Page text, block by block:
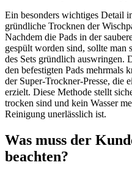
Ein besonders wichtiges Detail
gründliche Trocknen der
Nachdem die Pads in der
gespült worden sind, sollte man
des Sets gründlich auswringen.
den befestigten Pads mehrmals
der Super-Trockner-Presse, die
erzielt. Diese Methode stellt
trocken sind und kein Wasser
Reinigung unerlässlich ist.
Was muss der
beachten?